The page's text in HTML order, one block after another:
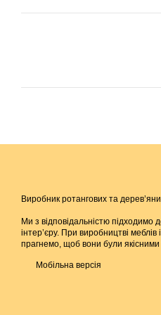
Виробник ротангових та
Ми з відповідальністю підходимо
інтер’єру. При виробництві
прагнемо, щоб вони були
Мобільна версія